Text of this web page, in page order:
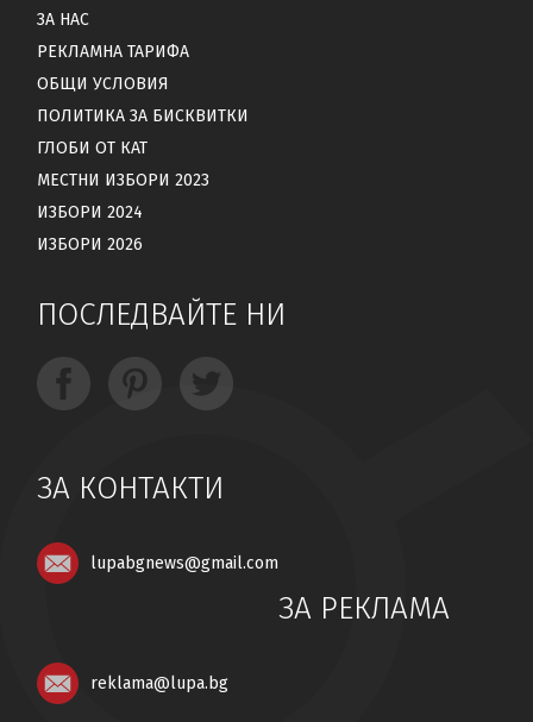
ЗА НАС
РЕКЛАМНА ТАРИФА
ОБЩИ УСЛОВИЯ
ПОЛИТИКА ЗА БИСКВИТКИ
ГЛОБИ ОТ КАТ
МЕСТНИ ИЗБОРИ 2023
ИЗБОРИ 2024
ИЗБОРИ 2026
ПОСЛЕДВАЙТЕ НИ
ЗА КОНТАКТИ
lupabgnews@gmail.com
ЗА РЕКЛАМА
reklama@lupa.bg